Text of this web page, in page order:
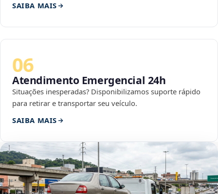
SAIBA MAIS
06
Atendimento Emergencial 24h
Situações inesperadas? Disponibilizamos suporte rápido
para retirar e transportar seu veículo.
SAIBA MAIS